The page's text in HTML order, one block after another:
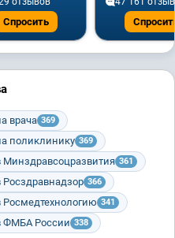
Спросить
врача 369
поликлинику 369
361
366
341
ФМБА России 338